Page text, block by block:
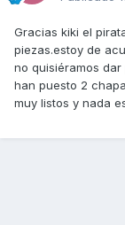
Gracias kiki el
piezas.estoy de
no quisiéramos
han puesto 2
muy listos y nada